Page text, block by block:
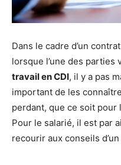
Dans le cadre d’un
lorsque l’une des parties
travail en CDI, il y a pas
important de les
perdant, que ce soit pour
Pour le salarié, il est par
recourir aux conseils